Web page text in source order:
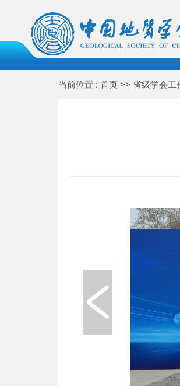
当前位置 : 首页 >> 省级学会工